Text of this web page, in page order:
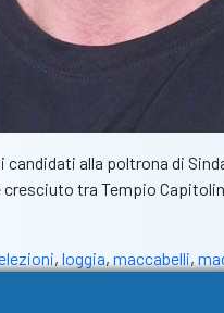
alla poltrona di
tra Tempio
, loggia, maccabelli,